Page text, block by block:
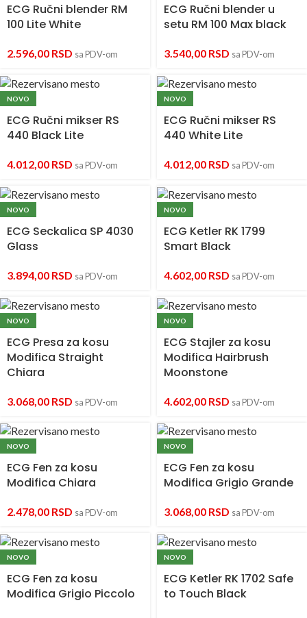
ECG Ručni blender RM
100 Lite White
2.596,00 RSD sa PDV-om
ECG Ručni blender u
setu RM 100 Max black
3.540,00 RSD sa PDV-om
NOVO
ECG Ručni mikser RS
440 Black Lite
4.012,00 RSD sa PDV-om
NOVO
ECG Ručni mikser RS
440 White Lite
4.012,00 RSD sa PDV-om
NOVO
ECG Seckalica SP 4030
Glass
3.894,00 RSD sa PDV-om
NOVO
ECG Ketler RK 1799
Smart Black
4.602,00 RSD sa PDV-om
NOVO
ECG Presa za kosu
Modifica Straight
Chiara
3.068,00 RSD sa PDV-om
NOVO
ECG Stajler za kosu
Modifica Hairbrush
Moonstone
4.602,00 RSD sa PDV-om
NOVO
ECG Fen za kosu
Modifica Chiara
2.478,00 RSD sa PDV-om
NOVO
ECG Fen za kosu
Modifica Grigio Grande
3.068,00 RSD sa PDV-om
NOVO
ECG Fen za kosu
Modifica Grigio Piccolo
NOVO
ECG Ketler RK 1702 Safe
to Touch Black